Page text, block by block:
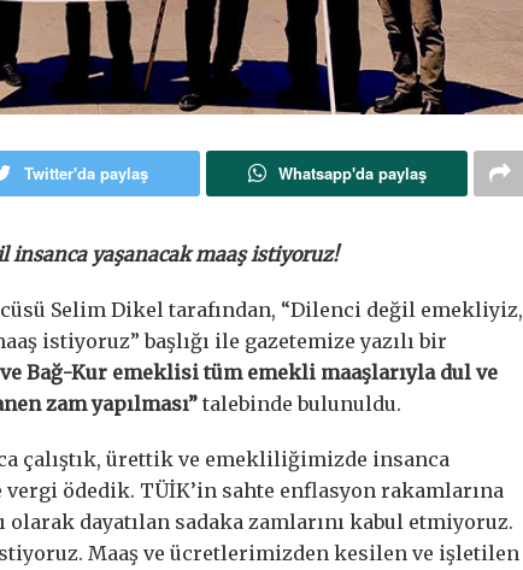
Twitter'da paylaş Whatsapp'da paylaş
insanca yaşanacak maaş istiyoruz!
Selim Dikel tarafından, “Dilenci değil emekliyiz,
istiyoruz” başlığı ile gazetemize yazılı bir
Bağ-Kur emeklisi tüm emekli maaşlarıyla dul ve
zam yapılması” talebinde bulunuldu.
çalıştık, ürettik ve emekliliğimizde insanca
ödedik. TÜİK’in sahte enflasyon rakamlarına
dayatılan sadaka zamlarını kabul etmiyoruz.
Maaş ve ücretlerimizden kesilen ve işletilen